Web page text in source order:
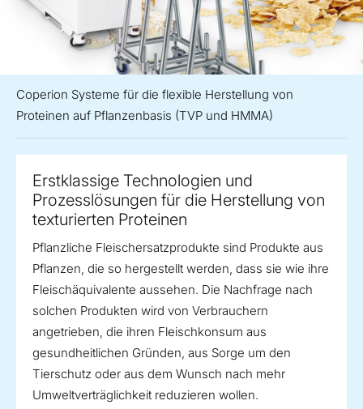
Coperion Systeme für die flexible Herstellung von
Proteinen auf Pflanzenbasis (TVP und HMMA)
Erstklassige Technologien und
Prozesslösungen für die Herstellung von
texturierten Proteinen
Pflanzliche Fleischersatzprodukte sind Produkte aus
Pflanzen, die so hergestellt werden, dass sie wie ihre
Fleischäquivalente aussehen. Die Nachfrage nach
solchen Produkten wird von Verbrauchern
angetrieben, die ihren Fleischkonsum aus
gesundheitlichen Gründen, aus Sorge um den
Tierschutz oder aus dem Wunsch nach mehr
Umweltverträglichkeit reduzieren wollen.